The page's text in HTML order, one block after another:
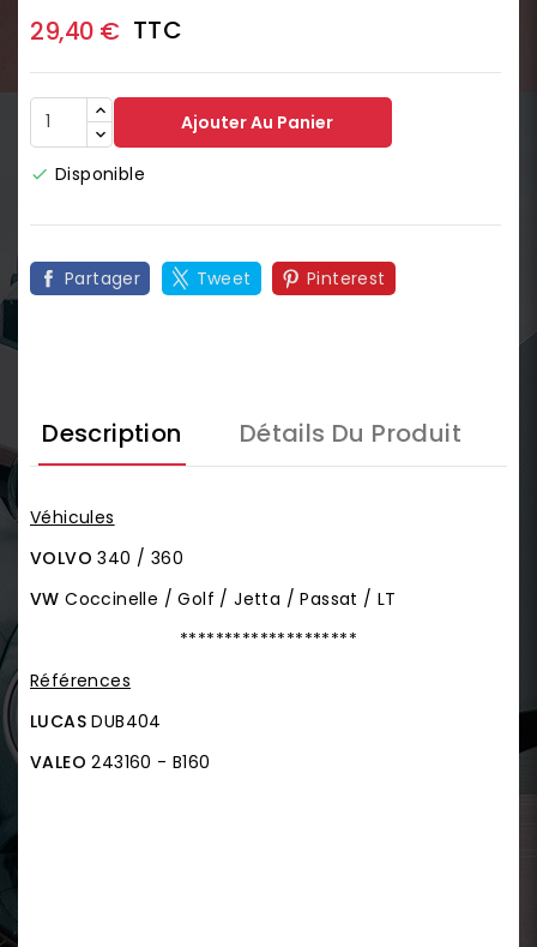
29,40 € TTC
Ajouter Au Panier
 Disponible
Partager Tweet Pinterest
Description Détails Du Produit
Véhicules
VOLVO340 / 360
VWCoccinelle / Golf / Jetta / Passat / LT
********************
Références
LUCAS DUB404
VALEO 243160 - B160